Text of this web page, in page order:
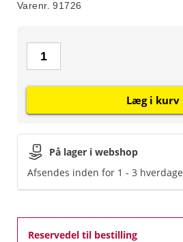
Varenr. 91726
På lager i webshop
Afsendes inden for 1 - 3 hverdage
Reservedel til bestilling
Læg i kurv